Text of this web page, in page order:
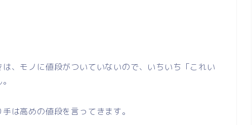
、モノに値段がついていないので、いちいち「これい
は高めの値段を言ってきます。